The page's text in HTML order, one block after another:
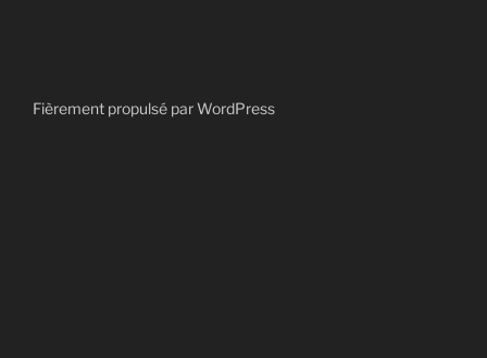
Fièrement propulsé par WordPress